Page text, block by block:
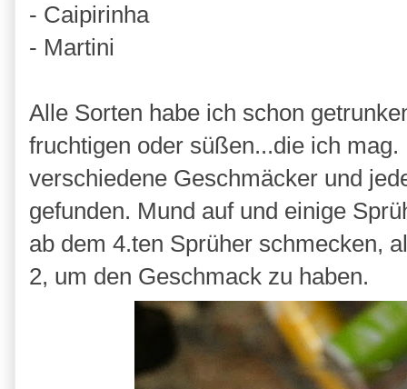
- Caipirinha
- Martini
Alle Sorten habe ich schon
fruchtigen oder süßen...die ich
verschiedene Geschmäcker und
gefunden. Mund auf und einige
ab dem 4.ten Sprüher schmecken,
2, um den Geschmack zu haben.